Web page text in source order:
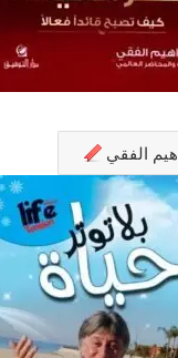
الفقي